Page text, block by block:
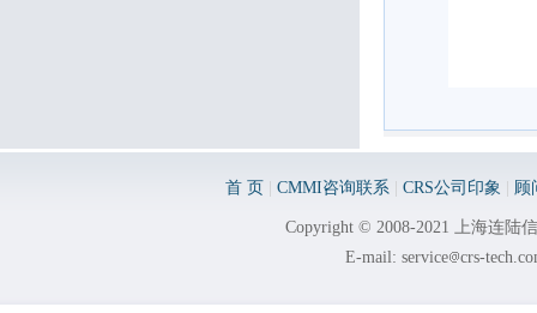
首 页 CMMI咨询联系 CRS公司印象 顾
Copyright © 2008-2021 上海连陆
E-mail: service
crs-